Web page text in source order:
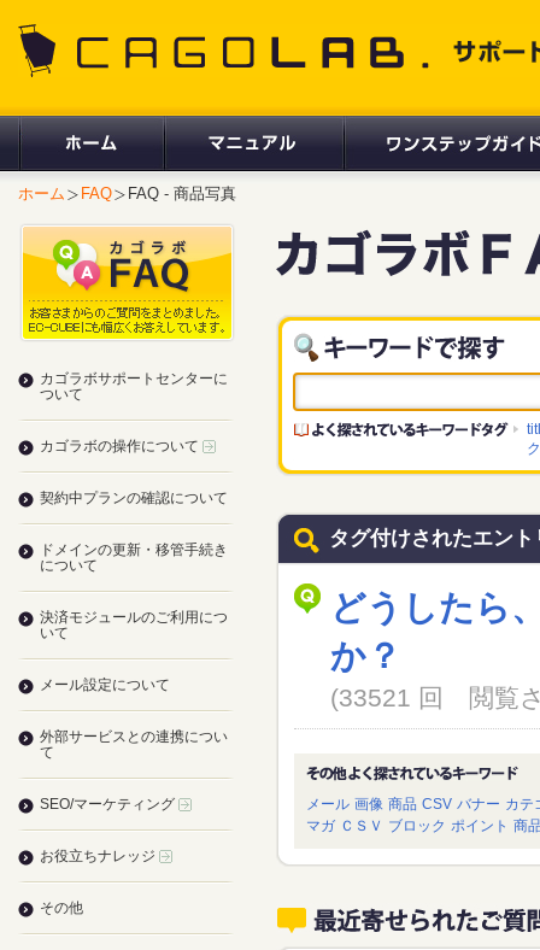
ホーム FAQ FAQ - 商品写真
タグ付けされたエント
どうしたら
か？
(33521 回 閲覧
メール 画像 商品 CSV バナー カテ
マガ ＣＳＶ ブロック ポイント 商
カゴラボサポートセンターに
ついて
カゴラボの操作について
契約中プランの確認について
ドメインの更新・移管手続き
について
決済モジュールのご利用につ
いて
メール設定について
外部サービスとの連携につい
て
SEO/マーケティング
お役立ちナレッジ
その他